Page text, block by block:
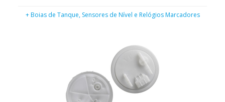
+ Boias de Tanque, Sensores de Nível e Relógios Marcadores